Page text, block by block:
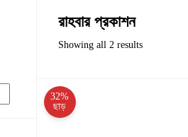
রাহবার প্রকাশন
Showing all 2 results
32%
ছাড়